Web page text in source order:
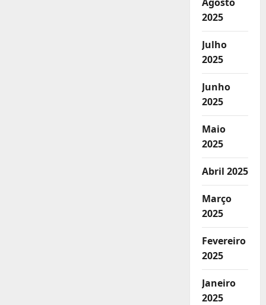
2025
Julho
2025
Junho
2025
Maio
2025
Abril 2025
Março
2025
Fevereiro
2025
Janeiro
2025